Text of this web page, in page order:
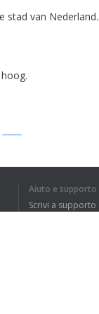
stad van Nederland
hoog.
HO CAPITO
Aiuto e supporto
Scrivi a supporto